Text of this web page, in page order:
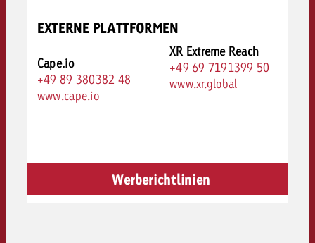
EXTERNE PLATTFORMEN
Cape.io
+49 89 380382 48
www.cape.io
XR Extreme Reach
+49 69 7191399 50
www.xr.global
Werberichtlinien